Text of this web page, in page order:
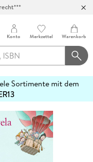
Konto Merkzettel Warenkorb
Sortimente mit dem